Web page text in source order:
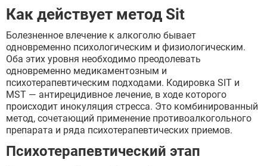
Как действует метод Sit
Болезненное влечение к алкоголю бывает
одновременно психологическим и физиологическим.
Оба этих уровня необходимо преодолевать
одновременно медикаментозным и
психотерапевтическим подходами. Кодировка SIT и
MST — антирецидивное лечение, в ходе которого
происходит инокуляция стресса. Это комбинированный
метод, сочетающий применение противоалкогольного
препарата и ряда психотерапевтических приемов.
Психотерапевтический этап